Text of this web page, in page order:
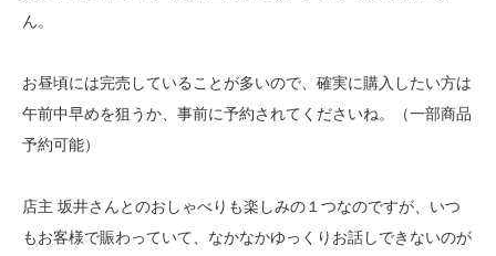
ん。
お昼頃には完売していることが多いので、確実に購入したい方は
午前中早めを狙うか、事前に予約されてくださいね。（一部商品
予約可能）
店主 坂井さんとのおしゃべりも楽しみの１つなのですが、いつ
もお客様で賑わっていて、なかなかゆっくりお話しできないのが